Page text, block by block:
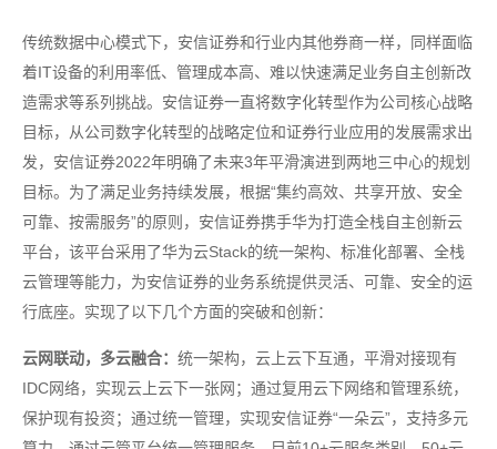
传统数据中心模式下，安信证券和行业内其他券商一样，同样面临
着IT设备的利用率低、管理成本高、难以快速满足业务自主创新改
造需求等系列挑战。安信证券一直将数字化转型作为公司核心战略
目标，从公司数字化转型的战略定位和证券行业应用的发展需求出
发，安信证券2022年明确了未来3年平滑演进到两地三中心的规划
目标。为了满足业务持续发展，根据“集约高效、共享开放、安全
可靠、按需服务”的原则，安信证券携手华为打造全栈自主创新云
平台，该平台采用了华为云Stack的统一架构、标准化部署、全栈
云管理等能力，为安信证券的业务系统提供灵活、可靠、安全的运
行底座。实现了以下几个方面的突破和创新：
云网联动，多云融合： 统一架构，云上云下互通，平滑对接现有
IDC网络，实现云上云下一张网；通过复用云下网络和管理系统，
保护现有投资；通过统一管理，实现安信证券“一朵云”，支持多元